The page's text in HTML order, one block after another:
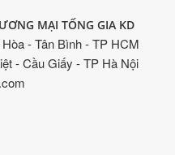
MẠI TỐNG GIA KD
- Tân Bình - TP HCM
- Cầu Giấy - TP Hà Nội